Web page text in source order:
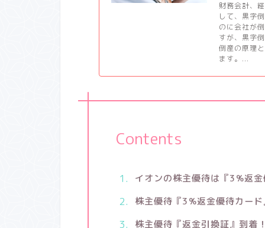
財務会計、
して、黒字
のに会社が
すが、黒字
倒産の原理
ます。...
Contents
イオンの株主優待は『3%返
株主優待『3%返金優待カー
株主優待『返金引換証』到着